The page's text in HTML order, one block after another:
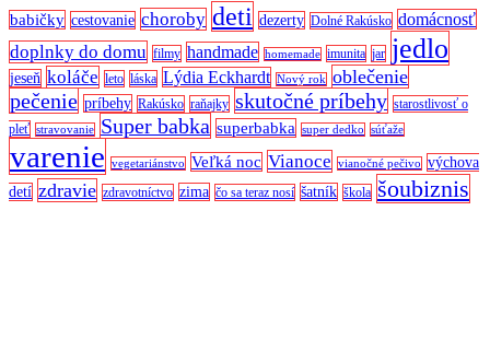
babičky cestovanie choroby deti dezerty Dolné Rakúsko domácnosť
doplnky do domu filmy handmade homemade imunita jar jedlo
jeseň koláče leto láska Lýdia Eckhardt Nový rok oblečenie
pečenie príbehy Rakúsko raňajky skutočné príbehy starostlivosť o
pleť stravovanie Super babka superbabka super dedko súťaže
varenie vegetariánstvo Veľká noc Vianoce vianočné pečivo
výchova
detí zdravie zdravotníctvo zima čo sa teraz nosí šatník škola šoubiznis